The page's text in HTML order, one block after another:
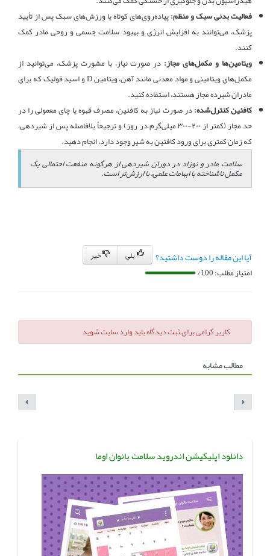
فعالیت بدنی سبک و منظم:پیاده‌روی‌های کوتاه یا ورزش‌های سبک پس از تأیید
پزشک، می‌توانند به افزایش انرژی و بهبود سلامت جسمی و روحی مادر کمک
کنند.
ویتامین‌ها و مکمل‌های مجاز: در صورت نیاز، با مشورت پزشک، می‌توانید از
مکمل‌های ویتامینی و مواد معدنی مانند آهن، ویتامین D و اسید فولیک که برای
مادران شیرده مجاز هستند، استفاده کنید.
کافئین کنترل‌شده:در صورت نیاز به کافئین، مصرف قهوه یا چای معمولی را در
حد مجاز (کمتر از ۲۰۰-۳۰۰ میلی‌گرم در روز) و ترجیحاً بلافاصله پس از شیردهی،
که زمان کمتری برای ورود کافئین به شیر وجود دارد، انجام دهید.
سلامت مادر و نوزاد در دوران شیردهی از هرگونه منفعت احتمالی یک
مکمل ناشناخته با ابهامات علمی، با ارزش‌تر است.
آیا این مقاله را دوست داشتید؟
امتیاز مطلب: 100%
کاربر گرامی برای ثبت دیدگاه باید وارد سایت شوید
مطالب مشابه
دانلود اپلیکیشن اندروید سلامت بانوان اوما